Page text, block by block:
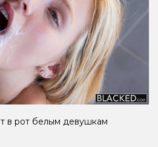
в рот белым девушкам